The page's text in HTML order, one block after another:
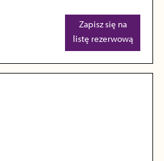
Zapisz się na
listę rezerwową